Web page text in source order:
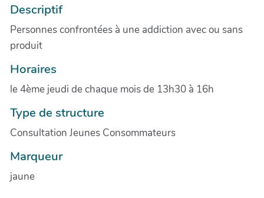
Descriptif
Personnes confrontées à une addiction avec ou sans
produit
Horaires
le 4ème jeudi de chaque mois de 13h30 à 16h
Type de structure
Consultation Jeunes Consommateurs
Marqueur
jaune